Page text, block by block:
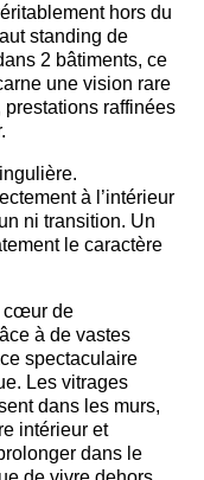
hors du
standing de
2 bâtiments, ce
une vision rare
prestations raffinées
à l’intérieur
ni transition. Un
le caractère
cœur de
à de vastes
spectaculaire
Les vitrages
dans les murs,
intérieur et
dans le